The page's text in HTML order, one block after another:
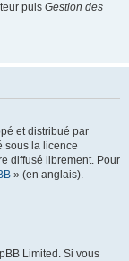
puis Gestion des
et distribué par
sous la licence
diffusé librement. Pour
» (en anglais).
Limited. Si vous